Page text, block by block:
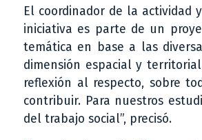
El coordinador de la actividad
iniciativa es parte de un
temática en base a las
dimensión espacial y
reflexión al respecto, sobre
contribuir. Para nuestros
del trabajo social”, precisó.